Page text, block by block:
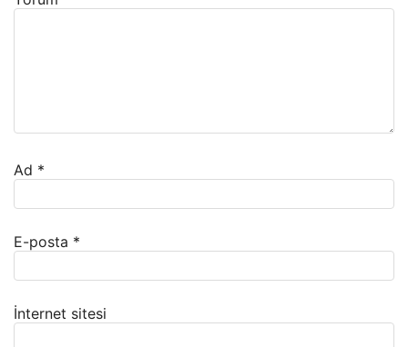
Ad *
E-posta *
İnternet sitesi